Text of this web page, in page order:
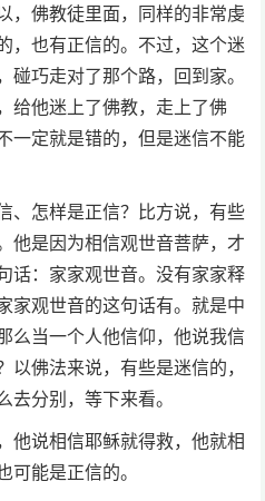
，佛教徒里面，同样的非常虔
，也有正信的。不过，这个迷
巧走对了那个路，回到家。
给他迷上了佛教，走上了佛
一定就是错的，但是迷信不能
、怎样是正信？比方说，有些
他是因为相信观世音菩萨，才
话：家家观世音。没有家家释
家观世音的这句话有。就是中
么当一个人他信仰，他说我信
佛法来说，有些是迷信的，
分别，等下来看。
他说相信耶稣就得救，他就相
能是正信的。